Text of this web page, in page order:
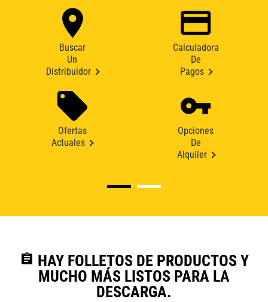
Buscar
Un
Distribuidor
Calculadora
De
Pagos
Ofertas
Actuales
Opciones
De
Alquiler
assignment HAY FOLLETOS DE PRODUCTOS Y
MUCHO MÁS LISTOS PARA LA
DESCARGA.